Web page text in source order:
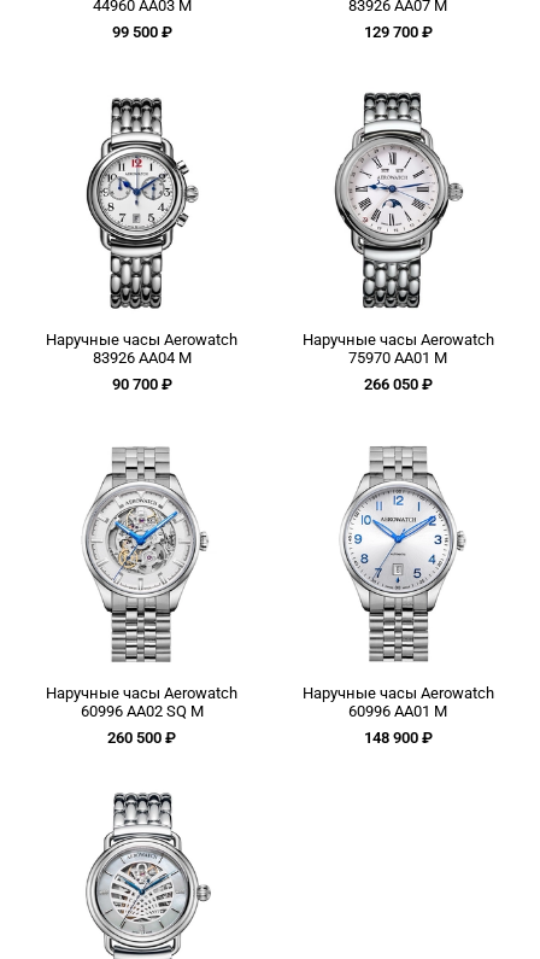
44960 AA03 M
99 500 ₽
83926 AA07 M
129 700 ₽
Наручные часы Aerowatch
83926 AA04 M
90 700 ₽
Наручные часы Aerowatch
75970 AA01 M
266 050 ₽
Наручные часы Aerowatch
60996 AA02 SQ M
260 500 ₽
Наручные часы Aerowatch
60996 AA01 M
148 900 ₽